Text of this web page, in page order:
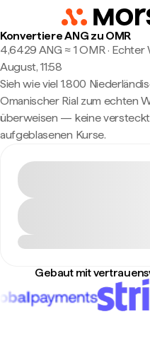
Konvertiere ANG zu OMR
4,6429 ANG ≈ 1 OMR ·
August, 11:58
Sieh wie viel 1.800
Omanischer Rial zum echten
überweisen — keine
aufgeblasenen Kurse.
Gebaut mit